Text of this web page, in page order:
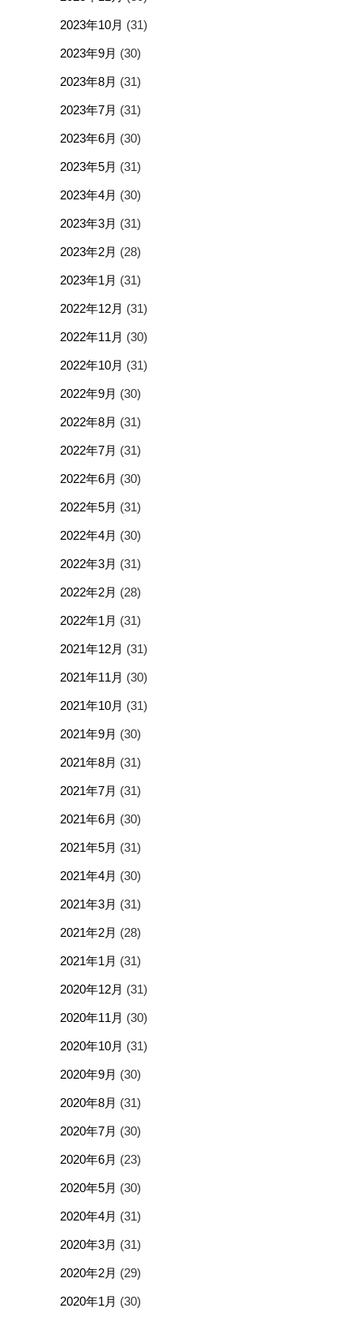
2023年10月 (31)
2023年9月 (30)
2023年8月 (31)
2023年7月 (31)
2023年6月 (30)
2023年5月 (31)
2023年4月 (30)
2023年3月 (31)
2023年2月 (28)
2023年1月 (31)
2022年12月 (31)
2022年11月 (30)
2022年10月 (31)
2022年9月 (30)
2022年8月 (31)
2022年7月 (31)
2022年6月 (30)
2022年5月 (31)
2022年4月 (30)
2022年3月 (31)
2022年2月 (28)
2022年1月 (31)
2021年12月 (31)
2021年11月 (30)
2021年10月 (31)
2021年9月 (30)
2021年8月 (31)
2021年7月 (31)
2021年6月 (30)
2021年5月 (31)
2021年4月 (30)
2021年3月 (31)
2021年2月 (28)
2021年1月 (31)
2020年12月 (31)
2020年11月 (30)
2020年10月 (31)
2020年9月 (30)
2020年8月 (31)
2020年7月 (30)
2020年6月 (23)
2020年5月 (30)
2020年4月 (31)
2020年3月 (31)
2020年2月 (29)
2020年1月 (30)